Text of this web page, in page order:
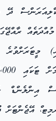
އިންލެންޑް
އޭޖެންޓަށް